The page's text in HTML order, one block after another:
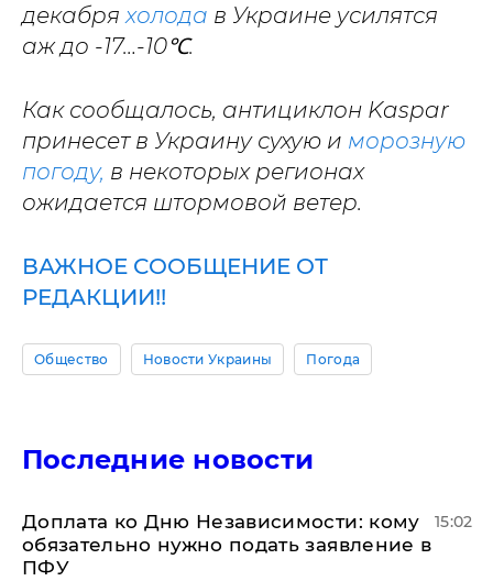
декабряхолода в Украине усилятся
аж до -17…-10℃.
Как сообщалось, антициклон Kaspar
принесет в Украину сухую и морозную
погоду, в некоторых регионах
ожидается штормовой ветер.
ВАЖНОЕ СООБЩЕНИЕ ОТ
РЕДАКЦИИ!!
Общество Новости Украины Погода
Последние новости
Доплата ко Дню Независимости: кому
обязательно нужно подать заявление в
ПФУ
15:02